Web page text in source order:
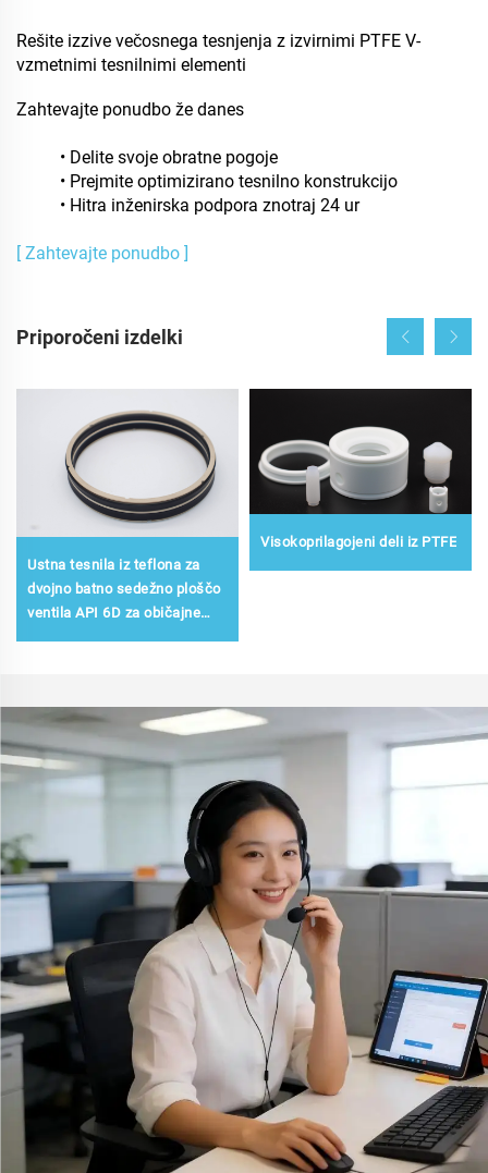
Rešite izzive večosnega tesnjenja z izvirnimi PTFE V-
vzmetnimi tesnilnimi elementi
Zahtevajte ponudbo že danes
• Delite svoje obratne pogoje
• Prejmite optimizirano tesnilno konstrukcijo
• Hitra inženirska podpora znotraj 24 ur
[ Zahtevajte ponudbo ]
Priporočeni izdelki
Ustna tesnila iz teflona za
dvojno batno sedežno ploščo
ventila API 6D za običajne
Visokoprilagojeni deli iz PTFE